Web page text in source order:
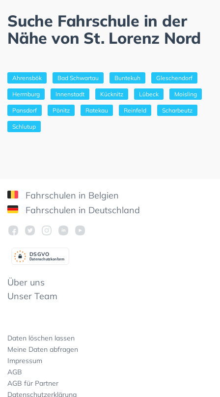
Suche Fahrschule in der
Nähe von St. Lorenz Nord
Ahrensbök Bad Schwartau Buntekuh Gleschendorf
Herrnburg Innenstadt Kücknitz Lübeck Moisling
Pansdorf Pönitz Ratekau Reinfeld Scharbeutz
Schlutup
Fahrschulen in Belgien
Fahrschulen in Deutschland
Datenschutzkonform
DSGVO
Über uns
Unser Team
Daten löschen lassen
Meine Daten abfragen
Impressum
AGB
AGB für Partner
Datenschutzerklärung